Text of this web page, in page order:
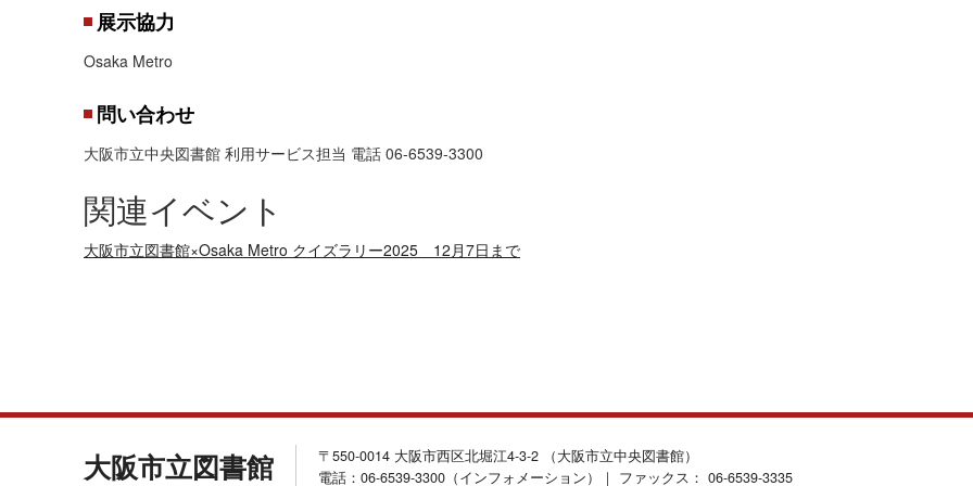
展示協力
Osaka Metro
問い合わせ
大阪市立中央図書館 利用サービス担当 電話 06-6539-3300
関連イベント
大阪市立図書館×Osaka Metro クイズラリー2025 12月7日まで
大阪市立図書館
〒550-0014 大阪市西区北堀江4-3-2 （大阪市立中央図書館）
電話：06-6539-3300（インフォメーション）｜ ファックス： 06-6539-3335